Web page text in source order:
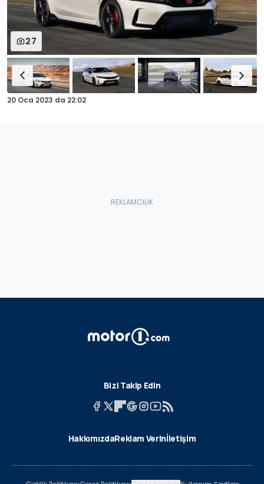
27
20 Oca 2023 da 22:02
Bizi Takip Edin
HakkımızdaReklam Verinİletişim